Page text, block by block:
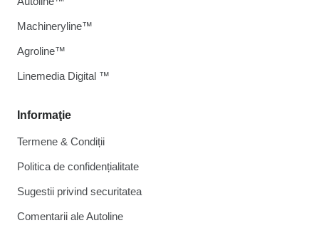
Informaţie
Termene & Condiții
Politica de confidențialitate
Sugestii privind securitatea
Comentarii ale Autoline
Machineryline™
Agroline™
Linemedia Digital ™